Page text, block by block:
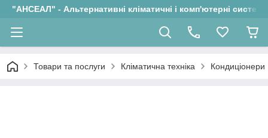
"АНСЕАЛ" - Альтернативні кліматичні і комп'ютерні системи
Товари та послуги Кліматична техніка Кондиціонери